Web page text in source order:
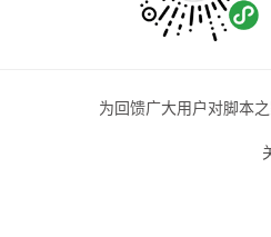
为回馈广大用户对脚本